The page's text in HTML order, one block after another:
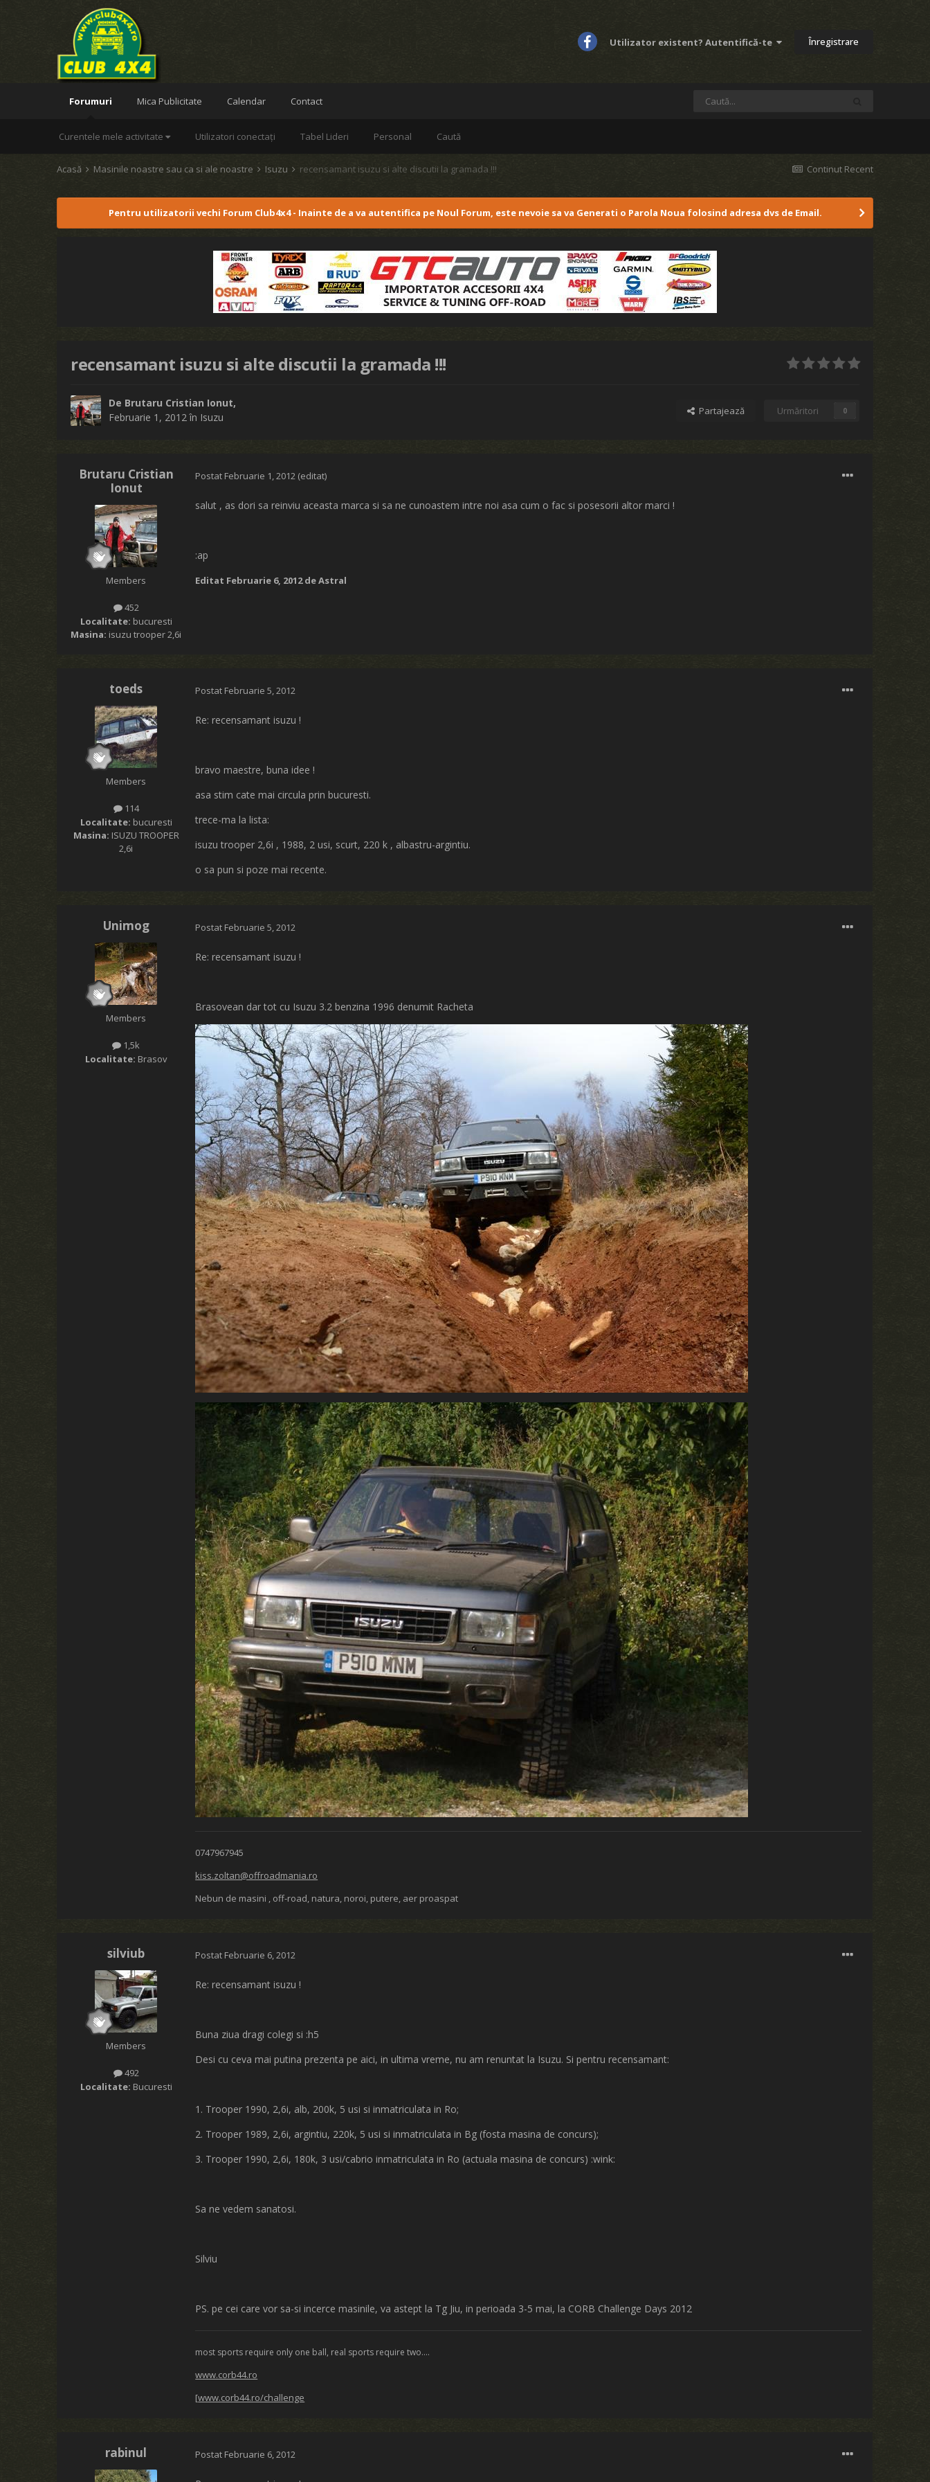
Utilizator existent? Autentifică-te Înregistrare
Forumuri
Curentele mele activitate Utilizatori conectați Tabel Lideri Personal Caută
Mica Publicitate Calendar Contact
Continut Recent
Acasă Masinile noastre sau ca si ale noastre Isuzu recensamant isuzu si alte discutii la gramada !!!
Pentru utilizatorii vechi Forum Club4x4 - Inainte de a va autentifica pe Noul Forum, este nevoie sa va Generati o Parola Noua folosind adresa dvs de Email.
recensamant isuzu si alte discutii la gramada !!!
De Brutaru Cristian Ionut,
Februarie 1, 2012în Isuzu Partajează Urmăritori 0
Brutaru Cristian
Ionut
Members
452
Localitate: bucuresti
Masina: isuzu trooper 2,6i
Postat Februarie 1, 2012 (editat)
salut , as dori sa reinviu aceasta marca si sa ne cunoastem intre noi asa cum o fac si posesorii altor marci !
:ap
Editat Februarie 6, 2012de Astral
toeds
Members
114
Localitate: bucuresti
Masina: ISUZU TROOPER
2,6i
Postat Februarie 5, 2012
Re: recensamant isuzu !
bravo maestre, buna idee !
asa stim cate mai circula prin bucuresti.
trece-ma la lista:
isuzu trooper 2,6i , 1988, 2 usi, scurt, 220 k , albastru-argintiu.
o sa pun si poze mai recente.
Unimog
Members
1,5k
Localitate: Brasov
Postat Februarie 5, 2012
Re: recensamant isuzu !
Brasovean dar tot cu Isuzu 3.2 benzina 1996 denumit Racheta
0747967945
kiss.zoltan@offroadmania.ro
Nebun de masini , off-road, natura, noroi, putere, aer proaspat
silviub
Members
492
Localitate: Bucuresti
Postat Februarie 6, 2012
Re: recensamant isuzu !
Buna ziua dragi colegi si :h5
Desi cu ceva mai putina prezenta pe aici, in ultima vreme, nu am renuntat la Isuzu. Si pentru recensamant:
1. Trooper 1990, 2,6i, alb, 200k, 5 usi si inmatriculata in Ro;
2. Trooper 1989, 2,6i, argintiu, 220k, 5 usi si inmatriculata in Bg (fosta masina de concurs);
3. Trooper 1990, 2,6i, 180k, 3 usi/cabrio inmatriculata in Ro (actuala masina de concurs) :wink:
Sa ne vedem sanatosi.
Silviu
PS. pe cei care vor sa-si incerce masinile, va astept la Tg Jiu, in perioada 3-5 mai, la CORB Challenge Days 2012
most sports require only one ball, real sports require two....
www.corb44.ro
[www.corb44.ro/challenge
rabinul Postat Februarie 6, 2012